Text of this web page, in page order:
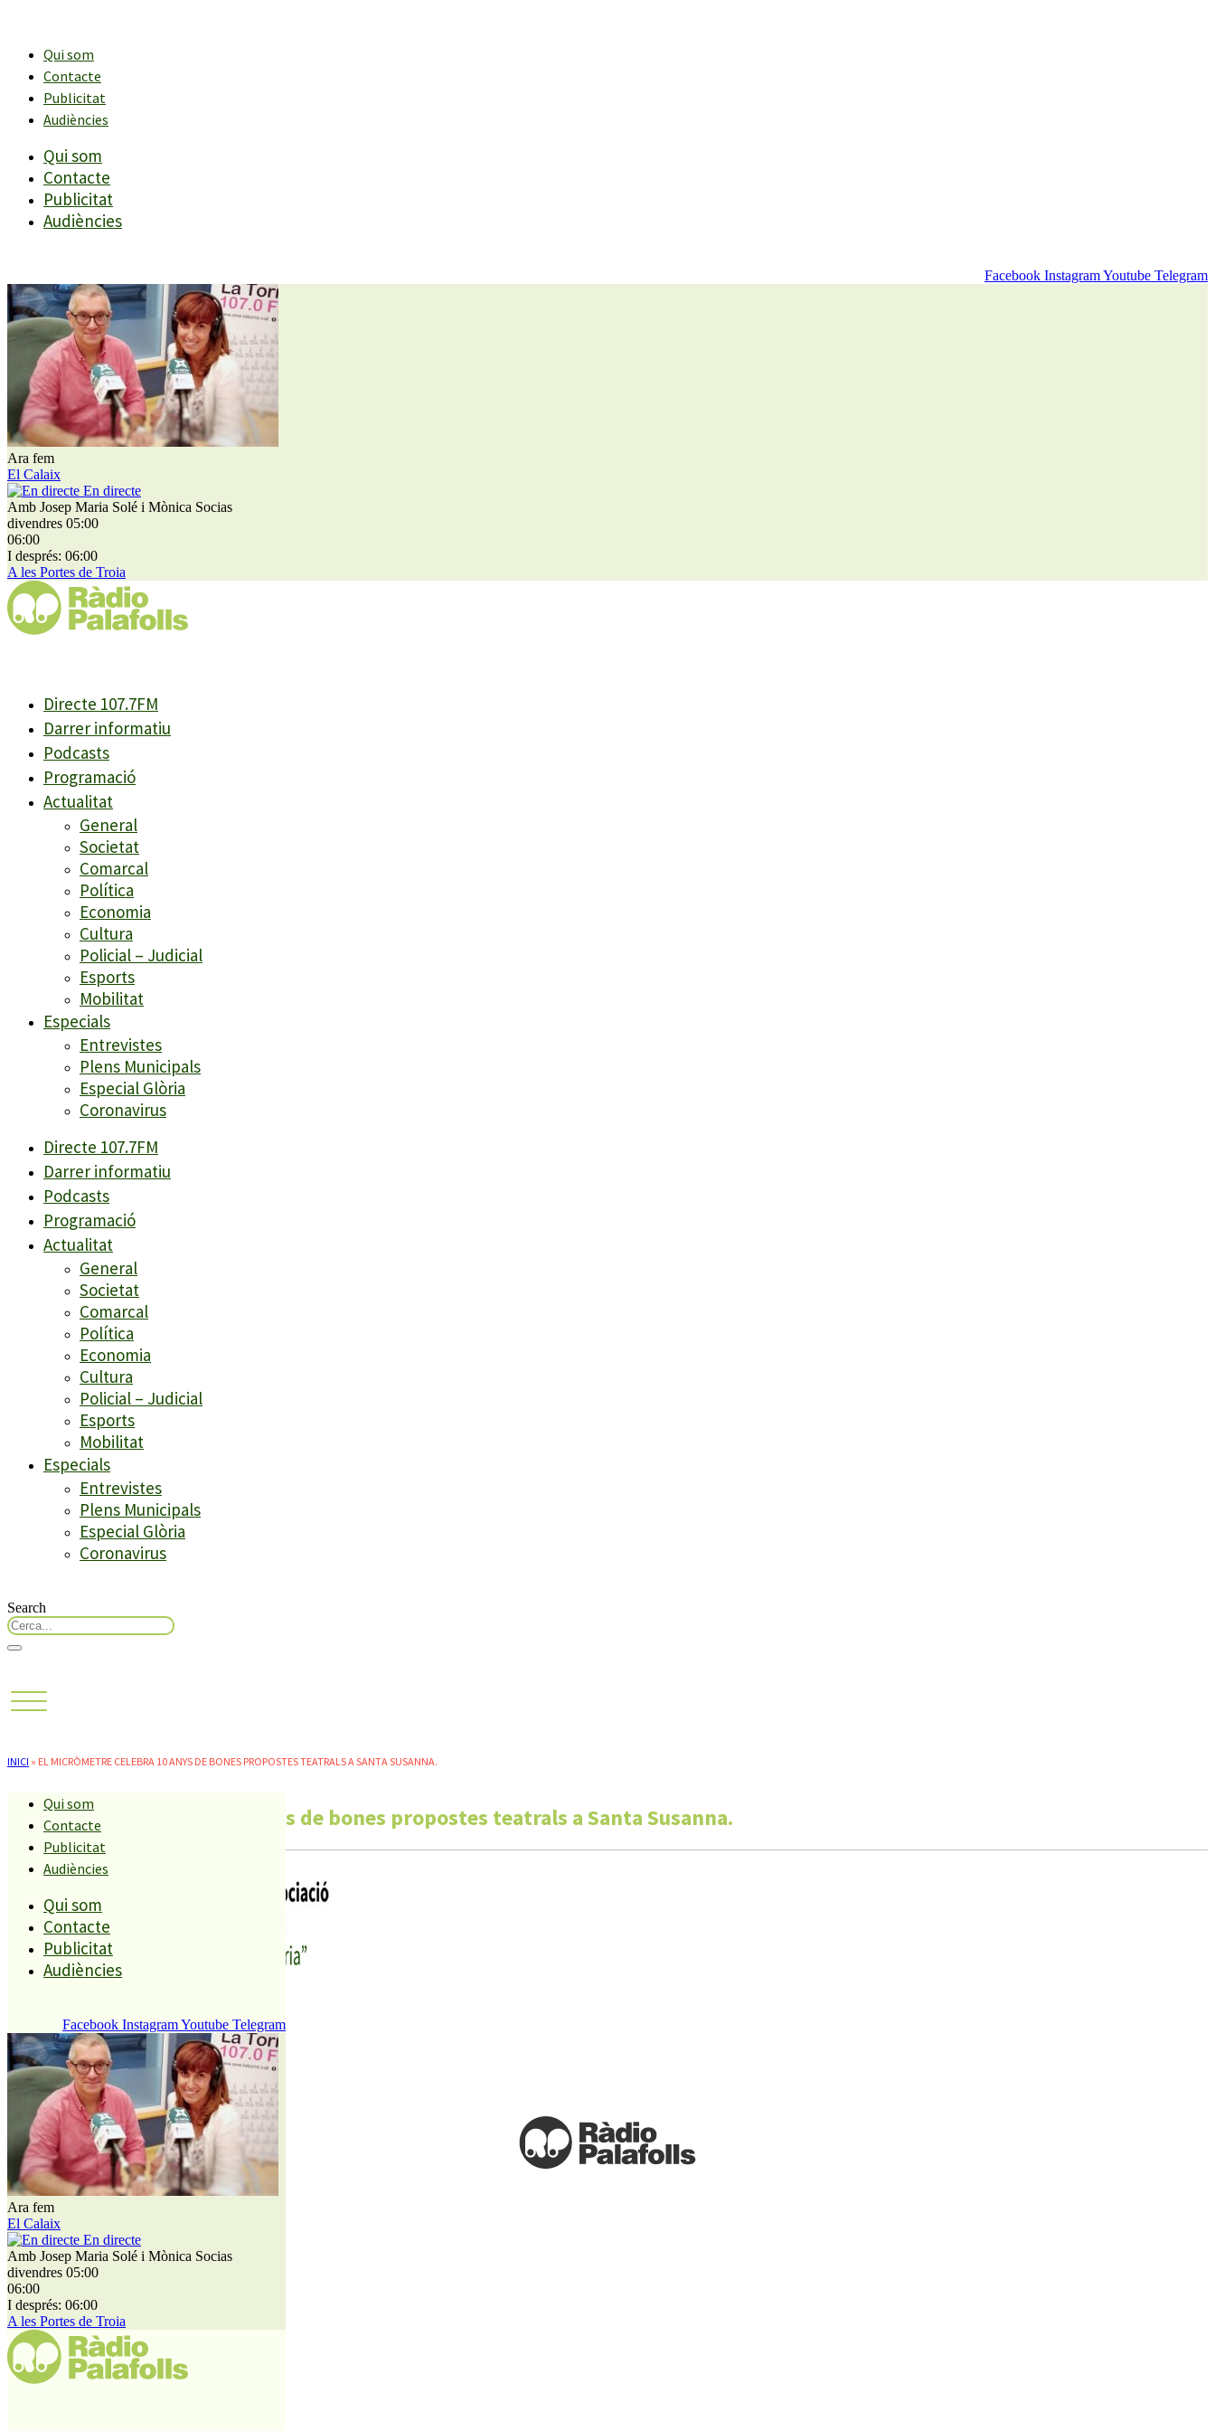
contingutQui som
Contacte
Publicitat
Audiències
Qui som
Contacte
Publicitat
Audiències
Facebook InstagramYoutube Telegram
Ara fem
El Calaix
En directe
Amb Josep Maria Solé i Mònica Socias
divendres 05:00
06:00
I després: 06:00
A les Portes de Troia
Directe 107.7FM
Darrer informatiu
Podcasts
Programació
Actualitat
General
Societat
Comarcal
Política
Economia
Cultura
Policial – Judicial
Esports
Mobilitat
Especials
Entrevistes
Plens Municipals
Especial Glòria
Coronavirus
Directe 107.7FM
Darrer informatiu
Podcasts
Programació
Actualitat
General
Societat
Comarcal
Política
Economia
Cultura
Policial – Judicial
Esports
Mobilitat
Especials
Entrevistes
Plens Municipals
Especial Glòria
Coronavirus
Search
Qui som
Contacte
Publicitat
Audiències
Qui som
Contacte
Publicitat
Audiències
Facebook InstagramYoutube Telegram
Ara fem
El Calaix
En directe
Amb Josep Maria Solé i Mònica Socias
divendres 05:00
06:00
I després: 06:00
A les Portes de Troia
INICI » EL MICRÒMETRE CELEBRA 10 ANYS DE BONES PROPOSTES TEATRALS A SANTA SUSANNA.
El micròmetre celebra 10 anys de bones propostes teatrals a Santa Susanna.
Qui som
Contacte
Publicitat
Audiències
Qui som
Contacte
Publicitat
Audiències